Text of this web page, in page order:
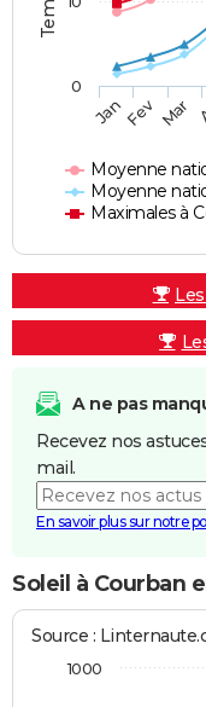
Moyenne
Moyenne
Maximales à
JanFev Mar
0
A ne pas
Recevez nos
mail.
En savoir plus sur notre
Soleil à Courban
Source :
1000